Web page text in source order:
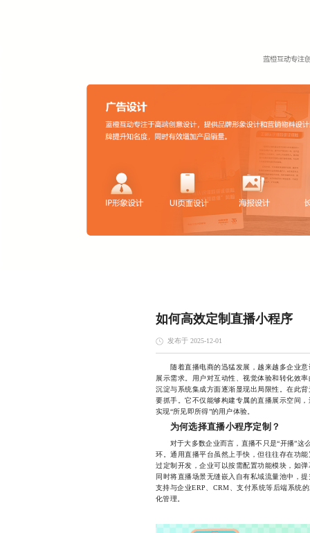
如何高效定制直播小程序
发布于 2025-12-01
随着直播电商的迅猛发展，越来越多企业意
展示需求。用户对互动性、视觉体验和转化效
沉淀与系统集成方面逐渐显现出局限性。在此
要抓手。它不仅能够构建专属的直播展示空间
实现“所见即所得”的用户体验。
为何选择直播小程序定制？
对于大多数企业而言，直播不只是“开播”这
环。通用直播平台虽然上手快，但往往存在功
过定制开发，企业可以按需配置功能模块，如
同时将直播场景无缝嵌入自有私域流量池中，
支持与企业ERP、CRM、支付系统等后端系统
化管理。